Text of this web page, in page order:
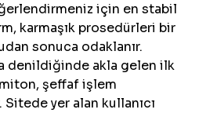
için en stabil
karmaşık prosedürleri bir
sonuca odaklanır.
denildiğinde akla gelen ilk
şeffaf işlem
yer alan kullanıcı